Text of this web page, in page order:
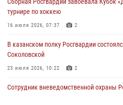
турнире по хоккею
16 июля 2026, 07:37 2
В казанском полку Росгвардии
Соколовской
23 июля 2026, 10:22 2
Сотрудник вневедомственной охраны